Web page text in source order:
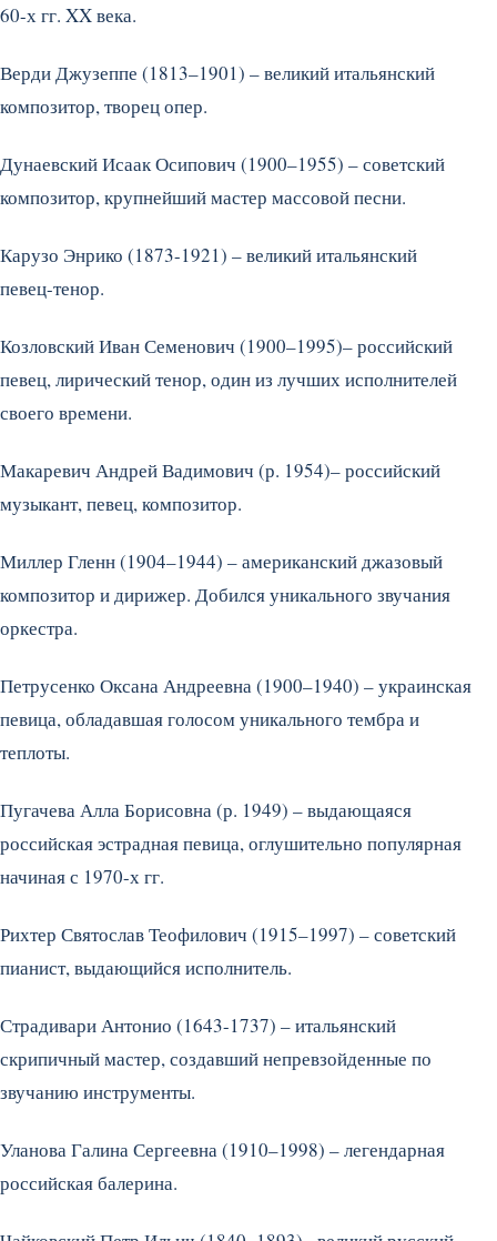
60-х гг. XX века.
Верди Джузеппе (1813–1901) – великий итальянский
композитор, творец опер.
Дунаевский Исаак Осипович (1900–1955) – советский
композитор, крупнейший мастер массовой песни.
Карузо Энрико (1873-1921) – великий итальянский
певец-тенор.
Козловский Иван Семенович (1900–1995)– российский
певец, лирический тенор, один из лучших исполнителей
своего времени.
Макаревич Андрей Вадимович (р. 1954)– российский
музыкант, певец, композитор.
Миллер Гленн (1904–1944) – американский джазовый
композитор и дирижер. Добился уникального звучания
оркестра.
Петрусенко Оксана Андреевна (1900–1940) – украинская
певица, обладавшая голосом уникального тембра и
теплоты.
Пугачева Алла Борисовна (р. 1949) – выдающаяся
российская эстрадная певица, оглушительно популярная
начиная с 1970-х гг.
Рихтер Святослав Теофилович (1915–1997) – советский
пианист, выдающийся исполнитель.
Страдивари Антонио (1643-1737) – итальянский
скрипичный мастер, создавший непревзойденные по
звучанию инструменты.
Уланова Галина Сергеевна (1910–1998) – легендарная
российская балерина.